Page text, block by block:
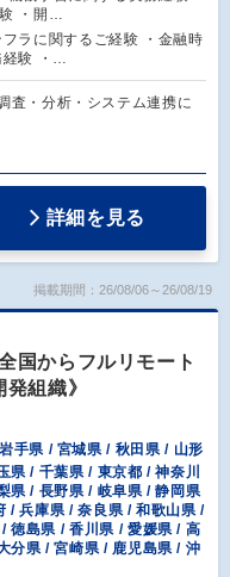
験 ・開…
ラに関するご経験 ・金融時
経験 ・…
査・分析・システム連携に
詳細を見る
掲載期間：26/08/06～26/08/19
国からフルリモート
組織》
手県 / 宮城県 / 秋田県 / 山形
県 / 千葉県 / 東京都 / 神奈川
県 / 長野県 / 岐阜県 / 静岡県
/ 兵庫県 / 奈良県 / 和歌山県 /
徳島県 / 香川県 / 愛媛県 / 高
分県 / 宮崎県 / 鹿児島県 / 沖